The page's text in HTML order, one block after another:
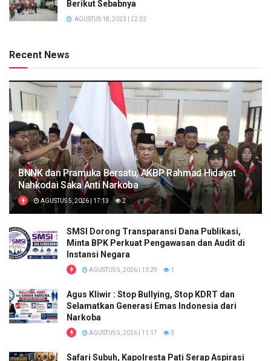
Berikut Sebabnya
AGUSTUS 18, 2023 | 22:32
Recent News
BNNK dan Pramuka Bersatu, AKBP Rahmad Hidayat
Nahkodai Saka Anti Narkoba
AGUSTUS 5, 2026 | 17:13 2
SMSI Dorong Transparansi Dana Publikasi,
Minta BPK Perkuat Pengawasan dan Audit di
Instansi Negara
AGUSTUS 5, 2026 | 13:29 1
Agus Kliwir : Stop Bullying, Stop KDRT dan
Selamatkan Generasi Emas Indonesia dari
Narkoba
AGUSTUS 5, 2026 | 11:17 3
Safari Subuh, Kapolresta Pati Serap Aspirasi